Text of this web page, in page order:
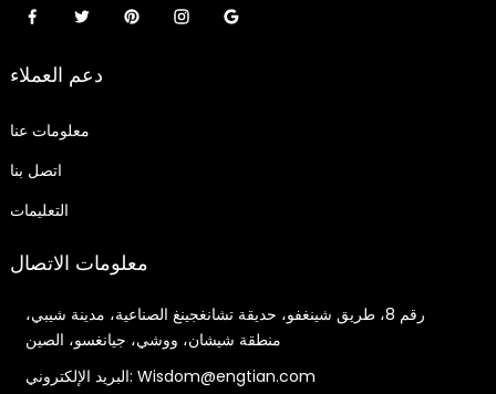
دعم العملاء
معلومات عنا
اتصل بنا
التعليمات
معلومات الاتصال
رقم 8، طريق شينغفو، حديقة تشانغجينغ الصناعية، مدينة شيبي،
منطقة شيشان، ووشي، جيانغسو، الصين
البريد الإلكتروني: Wisdom@engtian.com